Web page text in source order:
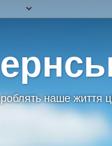
наше життя